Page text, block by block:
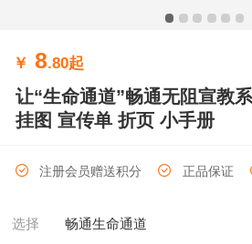
￥ 8.80起
让“生命通道”畅通无阻宣教
挂图 宣传单 折页 小手册
注册会员赠送积分 正品保证
选择 畅通生命通道